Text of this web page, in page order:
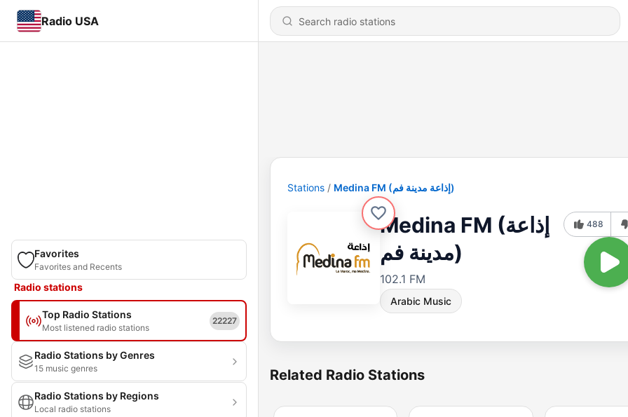
Radio USA
Favorites
Favorites and Recents
Radio stations
Top Radio Stations
Most listened radio stations
22227
Radio Stations by Genres
15 music genres
Radio Stations by Regions
Local radio stations
Stations Medina FM (إذاعة مدينة فم)
Medina FM (إذاعة
مدينة فم)
102.1 FM
Arabic Music
488
Related Radio Stations